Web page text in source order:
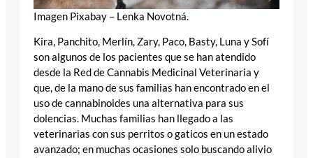
Imagen Pixabay – Lenka Novotná.
Kira, Panchito, Merlín, Zary, Paco, Basty, Luna y Sofí
son algunos de los pacientes que se han atendido
desde la Red de Cannabis Medicinal Veterinaria y
que, de la mano de sus familias han encontrado en el
uso de cannabinoides una alternativa para sus
dolencias. Muchas familias han llegado a las
veterinarias con sus perritos o gaticos en un estado
avanzado; en muchas ocasiones solo buscando alivio